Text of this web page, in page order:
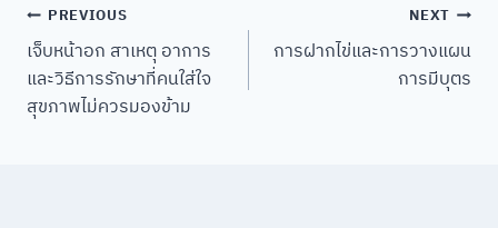
Post
navigation
PREVIOUS
เจ็บหน้าอก สาเหตุ อาการ
และวิธีการรักษาที่คนใส่ใจ
สุขภาพไม่ควรมองข้าม
NEXT
การฝากไข่และการวางแผน
การมีบุตร